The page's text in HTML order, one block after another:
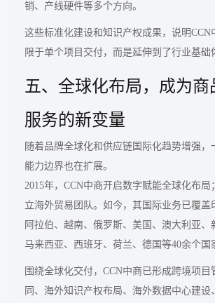
销、产线硬件等多个方向。
这些标准化建设和知识产权成果，说明CCN
限于单个项目交付，而是延伸到了行业基础
五、全球化布局，成为商
服务的新变量
随着品牌全球化和供应链国际化趋势增强，
能力边界也在扩展。
2015年，CCN中商开启数字赋能全球化布局
立海外贸易团队。如今，其国际业务已覆盖
阿拉伯、越南、俄罗斯、美国、澳大利亚、
马来西亚、西班牙、荷兰、德国等40余个国
围绕全球化交付，CCN中商已形成跨境项目
同、海外知识产权布局、海外数据中心建设